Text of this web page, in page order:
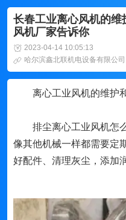
长春工业离心风机的
风机厂家告诉你
2023-04-14 10:05:13
哈尔滨鑫北联机电设备有限公司
离心工业风机的维护和
排尘离心工业风机怎么
像其他机械一样都需要定
好配件、清理灰尘，添加